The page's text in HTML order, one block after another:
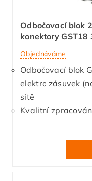
Odbočovací blok
konektory GST18
Objednáváme
Odbočovací blok
elektro zásuvek
sítě
Kvalitní